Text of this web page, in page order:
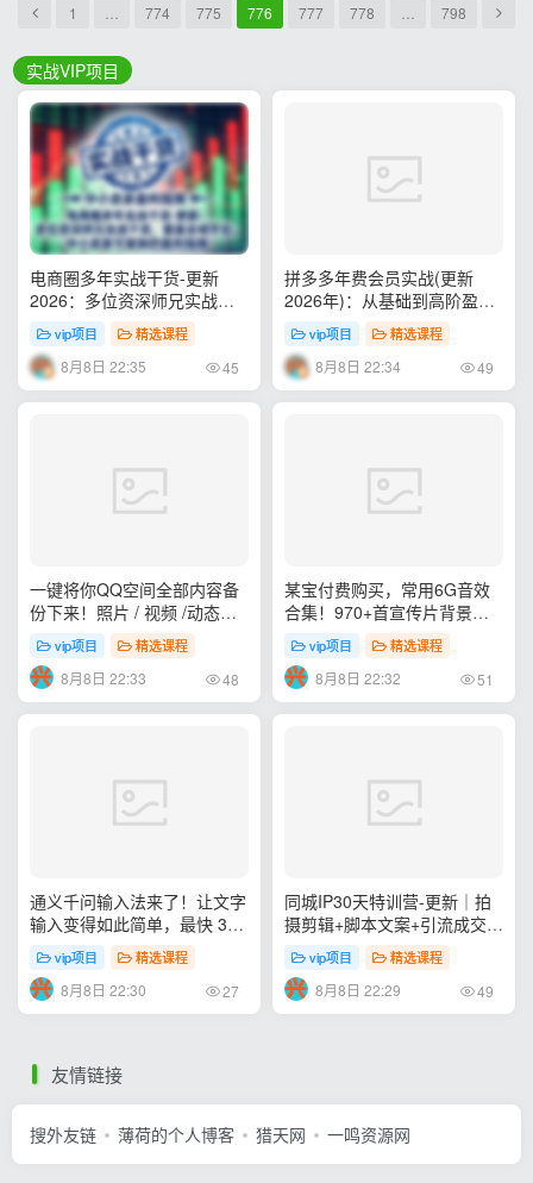
1 774 775 776 777 778 798
实战VIP项目
电商圈多年实战干货-更新
2026：多位资深师兄实战干
货/覆盖全域平台，中小卖家
可复制的盈利指南
vip项目 精选课程
8月8日 22:35 45
拼多多年费会员实战(更新
2026年)：从基础到高阶盈
利，干货拉满，帮你建立稳定
盈利运营知识体系
vip项目 精选课程
8月8日 22:34 49
一键将你QQ空间全部内容备
份下来！照片 / 视频 /动态信
息全存本地，Github最新开源
项目 QzoneArchive
vip项目 精选课程
8月8日 22:33 48
某宝付费购买，常用6G音效
合集！970+首宣传片背景音
乐，无版权可商用大气素材，
分类清晰，高质量内容
vip项目 精选课程
8月8日 22:32 51
通义千问输入法来了！让文字
输入变得如此简单，最快 300
字/分，AI 自动润色，说话秒
变工整文字
vip项目 精选课程
8月8日 22:30 27
同城IP30天特训营-更新｜拍
摄剪辑+脚本文案+引流成交，
打爆本地流量提升门店业绩实
操教学
vip项目 精选课程
8月8日 22:29 49
友情链接
搜外友链 薄荷的个人博客 猎天网 一鸣资源网